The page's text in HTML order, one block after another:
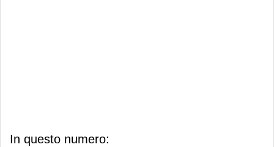
In questo numero: